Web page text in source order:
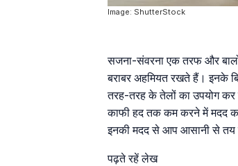
Image: ShutterStock
सजना-संवरना एक तरफ और
बराबर अहमियत रखते हैं। इनके
तरह-तरह के तेलों का उपयोग
काफी हद तक कम करने में मदद
इनकी मदद से आप आसानी से तय
पढ़ते रहें लेख